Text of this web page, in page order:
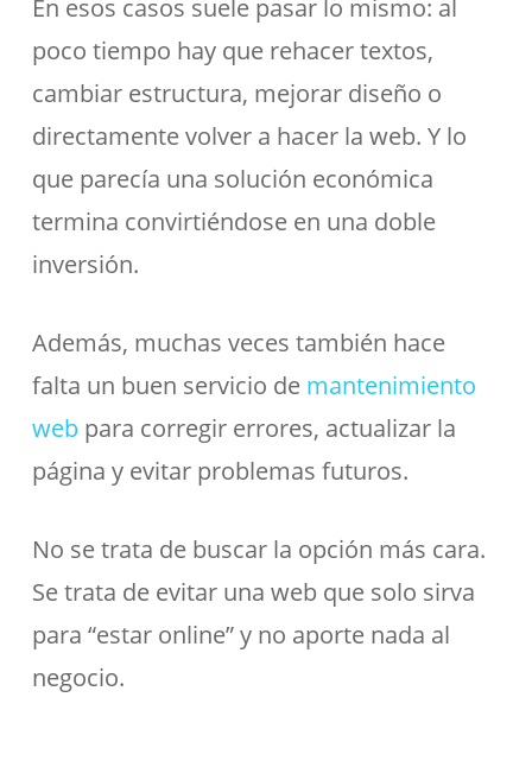
En esos casos suele pasar lo mismo: al
poco tiempo hay que rehacer textos,
cambiar estructura, mejorar diseño o
directamente volver a hacer la web. Y lo
que parecía una solución económica
termina convirtiéndose en una doble
inversión.
Además, muchas veces también hace
falta un buen servicio de mantenimiento
web para corregir errores, actualizar la
página y evitar problemas futuros.
No se trata de buscar la opción más cara.
Se trata de evitar una web que solo sirva
para “estar online” y no aporte nada al
negocio.